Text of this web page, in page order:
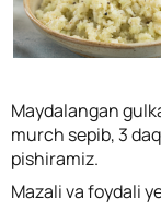
Maydalangan
murch sepib, 3
pishiramiz.
Mazali va foydali